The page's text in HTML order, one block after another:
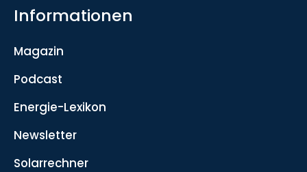
Informationen
Magazin
Podcast
Energie-Lexikon
Newsletter
Solarrechner